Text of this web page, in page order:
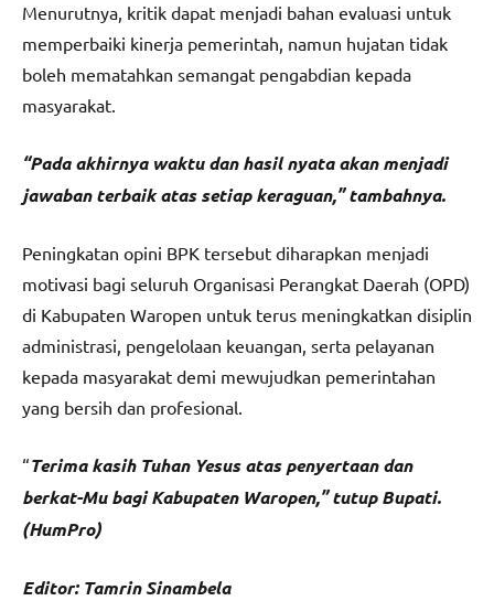
Menurutnya, kritik dapat menjadi bahan evaluasi untuk
memperbaiki kinerja pemerintah, namun hujatan tidak
boleh mematahkan semangat pengabdian kepada
masyarakat.
“Pada akhirnya waktu dan hasil nyata akan menjadi
jawaban terbaik atas setiap keraguan,” tambahnya.
Peningkatan opini BPK tersebut diharapkan menjadi
motivasi bagi seluruh Organisasi Perangkat Daerah (OPD)
di Kabupaten Waropen untuk terus meningkatkan disiplin
administrasi, pengelolaan keuangan, serta pelayanan
kepada masyarakat demi mewujudkan pemerintahan
yang bersih dan profesional.
“Terima kasih Tuhan Yesus atas penyertaan dan
berkat-Mu bagi Kabupaten Waropen,” tutup Bupati.
(HumPro)
Editor: Tamrin Sinambela